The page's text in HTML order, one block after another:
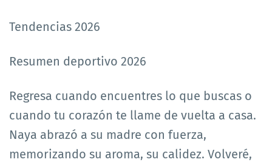
Tendencias 2026
Resumen deportivo 2026
Regresa cuando encuentres lo que buscas o
cuando tu corazón te llame de vuelta a casa.
Naya abrazó a su madre con fuerza,
memorizando su aroma, su calidez. Volveré,